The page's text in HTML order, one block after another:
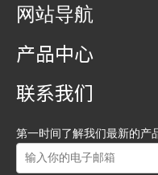
网站导航
产品中心
联系我们
第一时间了解我们最新的产